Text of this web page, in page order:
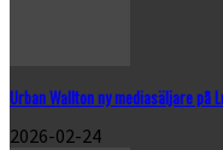
Urban Wallton ny mediasäljare på
2026-02-24